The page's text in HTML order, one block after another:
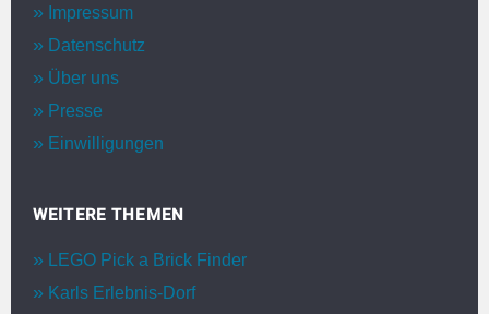
Impressum
Datenschutz
Über uns
Presse
Einwilligungen
WEITERE THEMEN
LEGO Pick a Brick Finder
Karls Erlebnis-Dorf